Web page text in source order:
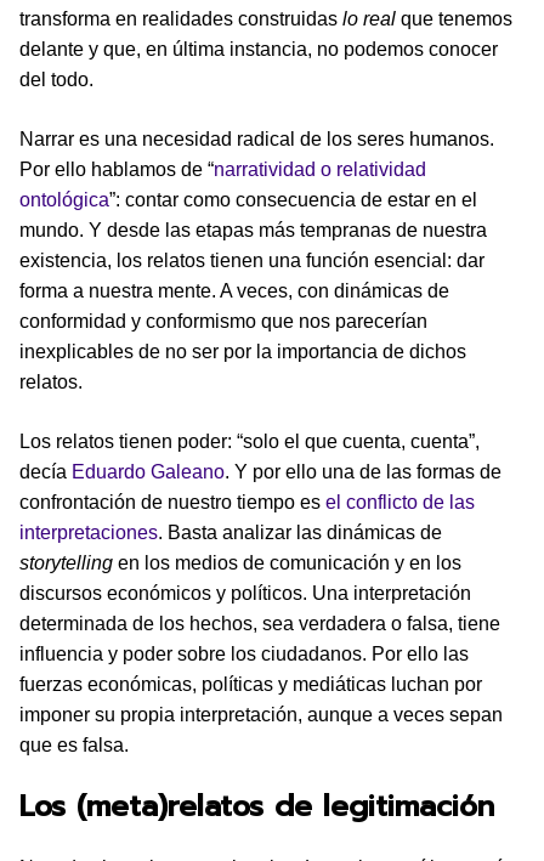
transforma en realidades construidas lo real que tenemos
delante y que, en última instancia, no podemos conocer
del todo.
Narrar es una necesidad radical de los seres humanos.
Por ello hablamos de “narratividad o relatividad
ontológica”: contar como consecuencia de estar en el
mundo. Y desde las etapas más tempranas de nuestra
existencia, los relatos tienen una función esencial: dar
forma a nuestra mente. A veces, con dinámicas de
conformidad y conformismo que nos parecerían
inexplicables de no ser por la importancia de dichos
relatos.
Los relatos tienen poder: “solo el que cuenta, cuenta”,
decía Eduardo Galeano. Y por ello una de las formas de
confrontación de nuestro tiempo es el conflicto de las
interpretaciones. Basta analizar las dinámicas de
storytelling en los medios de comunicación y en los
discursos económicos y políticos. Una interpretación
determinada de los hechos, sea verdadera o falsa, tiene
influencia y poder sobre los ciudadanos. Por ello las
fuerzas económicas, políticas y mediáticas luchan por
imponer su propia interpretación, aunque a veces sepan
que es falsa.
Los (meta)relatos de legitimación